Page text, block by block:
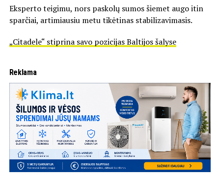
Eksperto teigimu, nors paskolų sumos šiemet augo itin
sparčiai, artimiausiu metu tikėtinas stabilizavimasis.
„Citadele“ stiprina savo pozicijas Baltijos šalyse
Reklama